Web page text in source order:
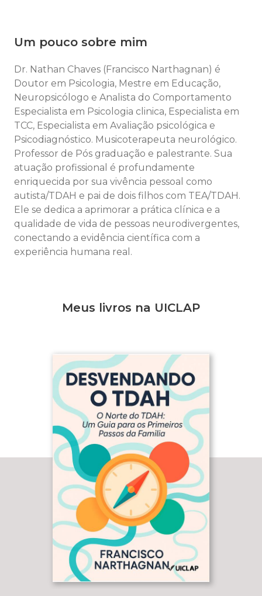
Um pouco sobre mim
Dr. Nathan Chaves (Francisco Narthagnan) é
Doutor em Psicologia, Mestre em Educação,
Neuropsicólogo e Analista do Comportamento
Especialista em Psicologia clinica, Especialista em
TCC, Especialista em Avaliação psicológica e
Psicodiagnóstico. Musicoterapeuta neurológico.
Professor de Pós graduação e palestrante. Sua
atuação profissional é profundamente
enriquecida por sua vivência pessoal como
autista/TDAH e pai de dois filhos com TEA/TDAH.
Ele se dedica a aprimorar a prática clínica e a
qualidade de vida de pessoas neurodivergentes,
conectando a evidência científica com a
experiência humana real.
Meus livros na UICLAP